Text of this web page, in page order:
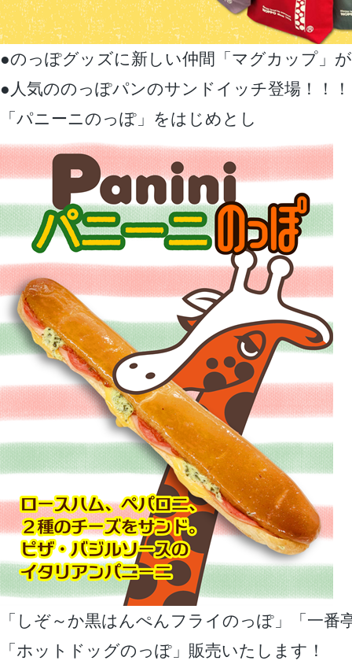
●のっぽグッズに新しい仲間「マグカップ」
●人気ののっぽパンのサンドイッチ登場！！！
「パニーニのっぽ」をはじめとし
「しぞ～か黒はんぺんフライのっぽ」「一番
「ホットドッグのっぽ」販売いたします！